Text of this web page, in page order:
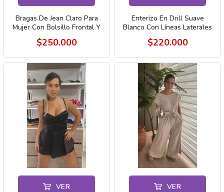
Bragas De Jean Claro Para
Mujer Con Bolsillo Frontal Y
$250.000
Enterizo En Drill Suave
Blanco Con Líneas Laterales
$220.000
VER VER